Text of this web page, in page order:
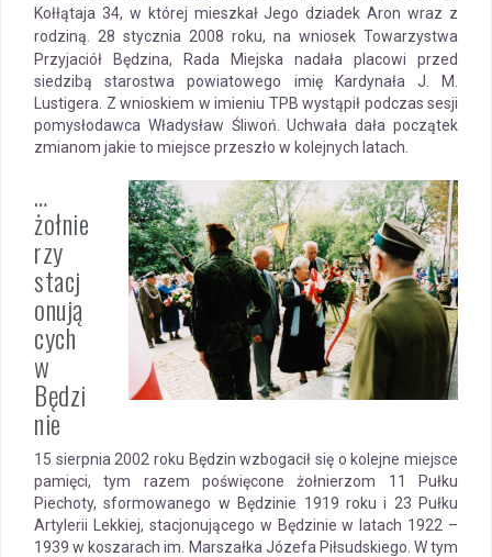
Kołłątaja 34, w której mieszkał Jego dziadek Aron wraz z
rodziną. 28 stycznia 2008 roku, na wniosek Towarzystwa
Przyjaciół Będzina, Rada Miejska nadała placowi przed
siedzibą starostwa powiatowego imię Kardynała J. M.
Lustigera. Z wnioskiem w imieniu TPB wystąpił podczas sesji
pomysłodawca Władysław Śliwoń. Uchwała dała początek
zmianom jakie to miejsce przeszło w kolejnych latach.
…
żołnie
rzy
stacj
onują
cych
w
Będzi
nie
15 sierpnia 2002 roku Będzin wzbogacił się o kolejne miejsce
pamięci, tym razem poświęcone żołnierzom 11 Pułku
Piechoty, sformowanego w Będzinie 1919 roku i 23 Pułku
Artylerii Lekkiej, stacjonującego w Będzinie w latach 1922 –
1939 w koszarach im. Marszałka Józefa Piłsudskiego. W tym